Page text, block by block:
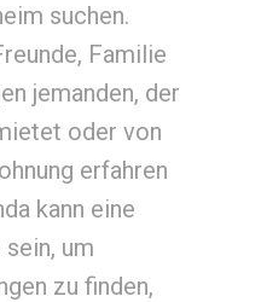
suchen.
Familie
jemanden, der
oder von
erfahren
kann eine
um
zu finden,